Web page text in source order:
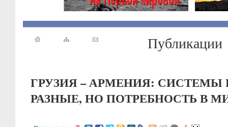
Публикации
ГРУЗИЯ – АРМЕНИЯ: СИСТЕМЫ
РАЗНЫЕ, НО ПОТРЕБНОСТЬ В